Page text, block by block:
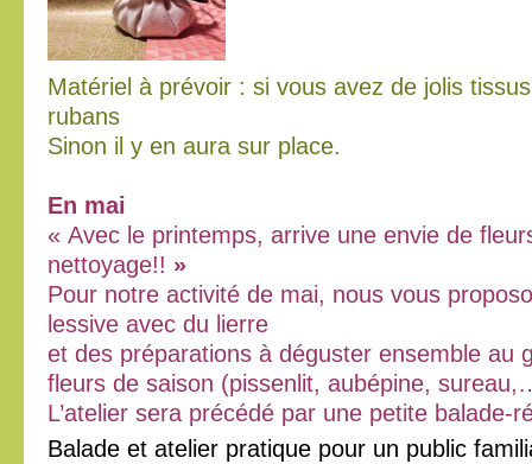
Matériel à prévoir : si vous avez de jolis
rubans
Sinon il y en aura sur place.
En mai
« Avec le printemps, arrive une envie de
nettoyage!! »
Pour notre activité de mai, nous vous
lessive avec du lierre
et des préparations à déguster ensemble au
fleurs de saison (pissenlit, aubépine,
L’atelier sera précédé par une petite balade-
Balade et atelier pratique pour un public